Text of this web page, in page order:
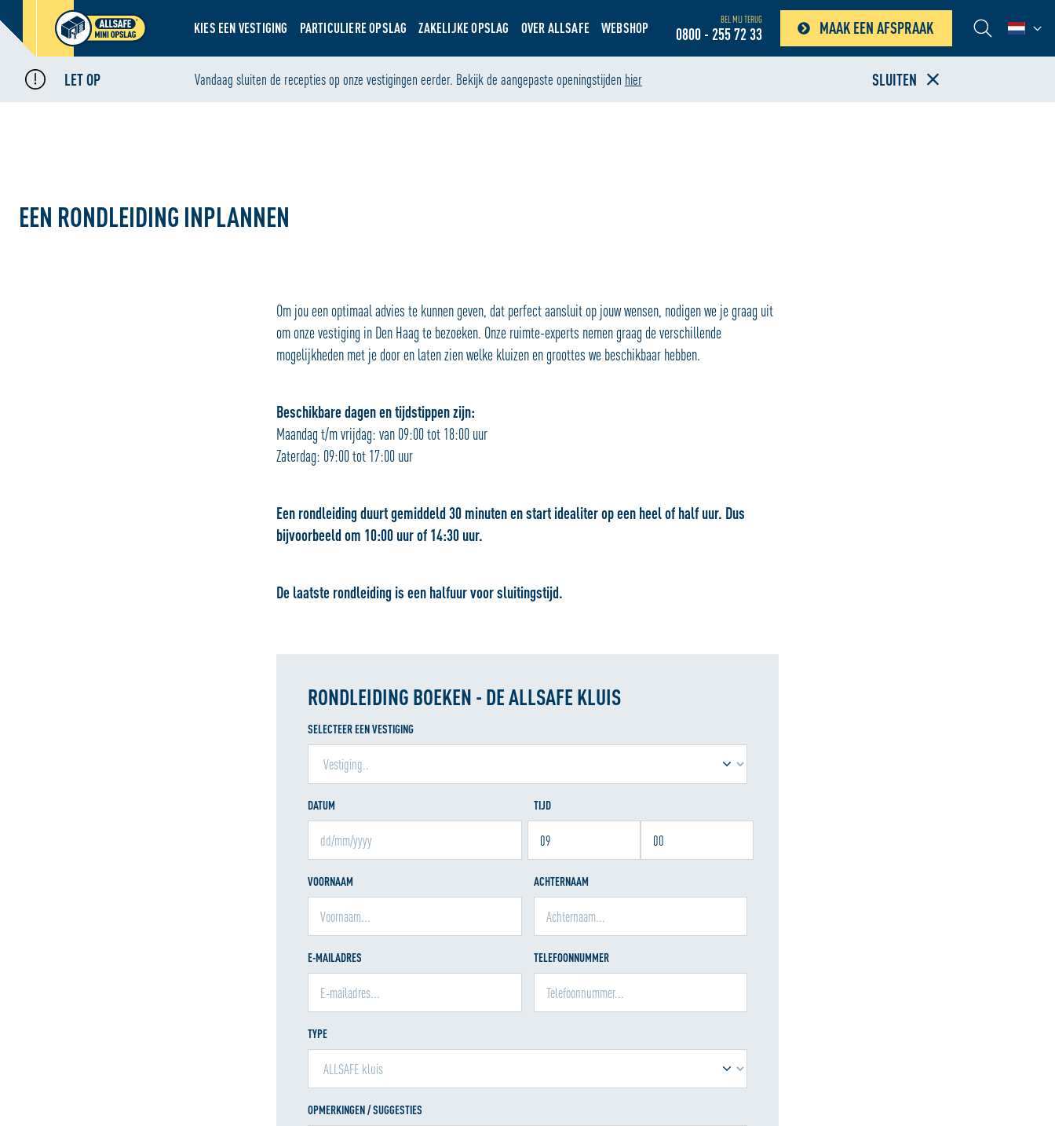
KIES EEN VESTIGING PARTICULIERE OPSLAG ZAKELIJKE OPSLAG OVER ALLSAFE WEBSHOP
BEL MIJ TERUG
0800 - 255 72 33 MAAK EEN AFSPRAAK
LET OP Vandaag sluiten de recepties op onze vestigingen eerder. Bekijk de aangepaste openingstijden hier SLUITEN
Home Een rondleiding inplannen
EEN RONDLEIDING INPLANNEN
Om jou een optimaal advies te kunnen geven, dat perfect aansluit op jouw wensen, nodigen we je graag uit
om onze vestiging in Den Haag te bezoeken. Onze ruimte-experts nemen graag de verschillende
mogelijkheden met je door en laten zien welke kluizen en groottes we beschikbaar hebben.
Beschikbare dagen en tijdstippen zijn:
Maandag t/m vrijdag: van 09:00 tot 18:00 uur
Zaterdag: 09:00 tot 17:00 uur
Een rondleiding duurt gemiddeld 30 minuten en start idealiter op een heel of half uur. Dus
bijvoorbeeld om 10:00 uur of 14:30 uur.
De laatste rondleiding is een halfuur voor sluitingstijd.
RONDLEIDING BOEKEN - DE ALLSAFE KLUIS
SELECTEER EEN VESTIGING
DATUM TIJD
VOORNAAM ACHTERNAAM
E-MAILADRES TELEFOONNUMMER
TYPE
OPMERKINGEN / SUGGESTIES